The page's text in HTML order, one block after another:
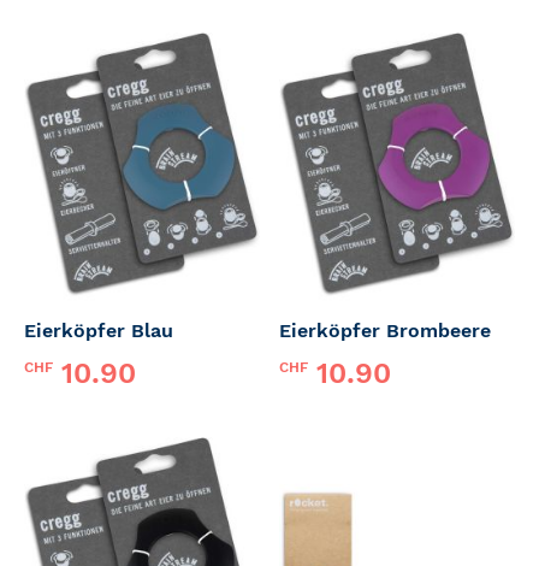
Eierköpfer Blau
CHF 10.90
Eierköpfer Brombeere
CHF 10.90